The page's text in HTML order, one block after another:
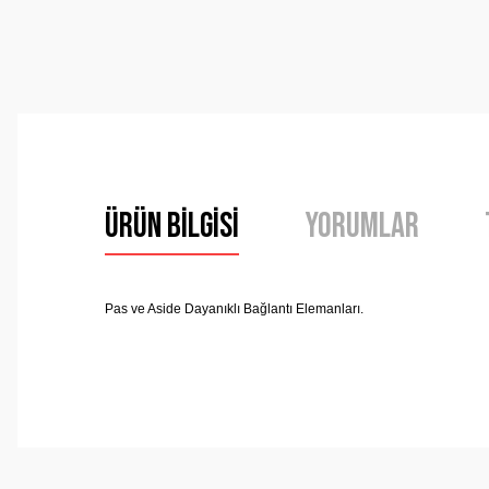
Ürün Bilgisi Yorumlar
Pas ve Aside Dayanıkl ı Bağ lantı Elemanları.